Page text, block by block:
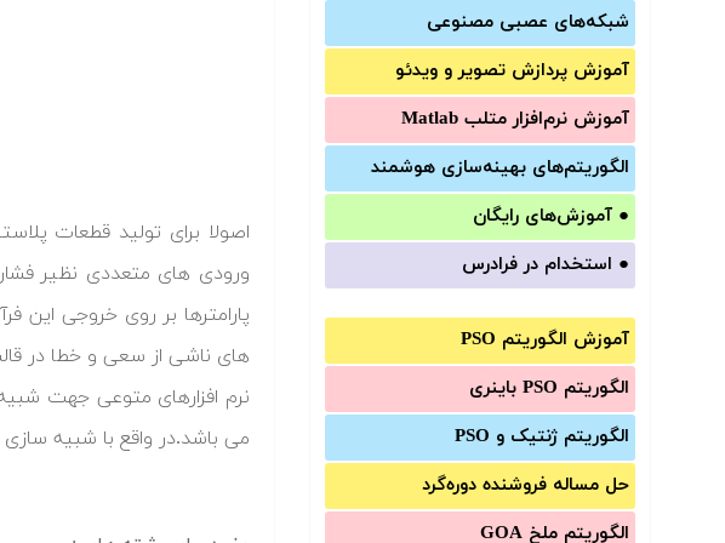
شبکه‌های عصبی مصنوعی
آموزش‌ پردازش تصویر و ویدئو
آموزش‌ نرم‌افزار متلب Matlab
الگوریتم‌های بهینه‌سازی هوشمند
● آموزش‌های رایگان
● استخدام در فرادرس
آموزش الگوریتم PSO
الگوریتم PSO باینری
الگوریتم ژنتیک و PSO
حل مساله فروشنده دوره‌گرد
الگوریتم ملخ GOA
اصولا برای تولید قطعات
ورودی های متعددی نظیر
پارامترها بر روی خروجی این
های ناشی از سعی و خطا در
نرم افزارهای متوعی جهت
می باشد.در واقع با شبیه سازی